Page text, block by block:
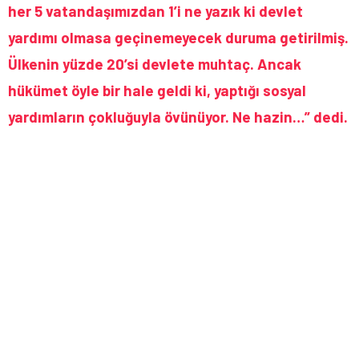
her 5 vatandaşımızdan 1’i ne yazık ki devlet
yardımı olmasa geçinemeyecek duruma getirilmiş.
Ülkenin yüzde 20’si devlete muhtaç. Ancak
hükümet öyle bir hale geldi ki, yaptığı sosyal
yardımların çokluğuyla övünüyor. Ne hazin…” dedi.